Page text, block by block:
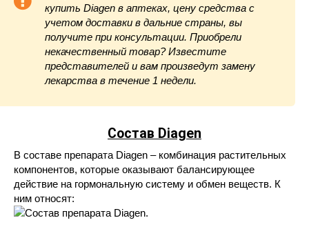
купить Diagen в аптеках, цену средства с
учетом доставки в дальние страны, вы
получите при консультации. Приобрели
некачественный товар? Известите
представителей и вам произведут замену
лекарства в течение 1 недели.
Состав Diagen
В составе препарата Diagen – комбинация растительных
компонентов, которые оказывают балансирующее
действие на гормональную систему и обмен веществ. К
ним относят: